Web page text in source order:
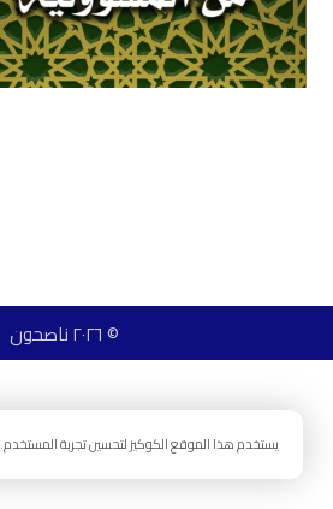
© ٢٠٢٦ ناصحون
يستخدم هذا الموقع الكوكيز لتحسين تجربة المستخدم.